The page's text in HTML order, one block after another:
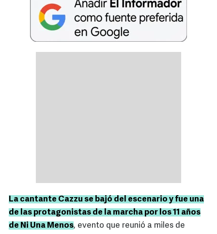
La cantante Cazzu se bajó del escenario y fue una
de las protagonistas de la marcha por los 11 años
de Ni Una Menos, evento que reunió a miles de